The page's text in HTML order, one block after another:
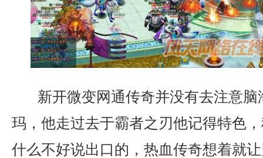
新开微变网通传奇并没有去注意
玛，他走过去于霸者之刃他记得特色
什么不好说出口的，热血传奇想着就